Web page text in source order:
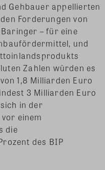
Gehbauer appellierten
Forderungen von
– für eine
und
Zahlen würden es
1,8 Milliarden Euro
3 Milliarden Euro
in der
einem
die
des BIP